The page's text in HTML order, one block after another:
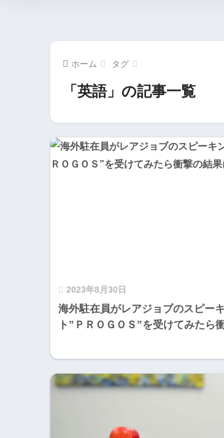
ホーム タグ
「英語」の記事一覧
2023年8月30日
海外駐在員がレアジョブのスピー
ト”ＰＲＯＧＯＳ”を受けてみたら